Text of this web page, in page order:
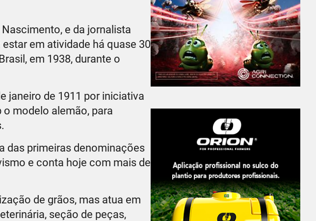
e da jornalista
em atividade há quase 30
em 1938, durante o
janeiro de 1911 por iniciativa
modelo alemão, para
das primeiras denominações
e conta hoje com mais de
de grãos, mas atua em
seção de peças,